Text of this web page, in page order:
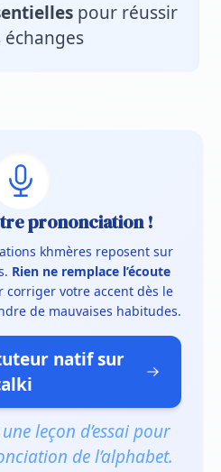
pour réussir
échanges
prononciation !
khmères reposent sur
Rien ne remplace l’écoute
votre accent dès le
de mauvaises habitudes.
natif sur
leçon d’essai pour
de l’alphabet.